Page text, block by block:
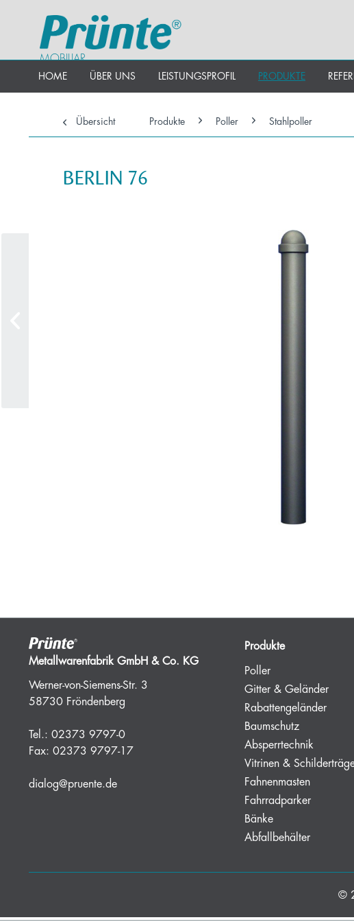
MOBILIAR
HOME ÜBER UNS LEISTUNGSPROFIL PRODUKTE
Übersicht Produkte Poller Stahlpoller
BERLIN 76
Metallwarenfabrik GmbH & Co. KG
Werner-von-Siemens-Str. 3
58730 Fröndenberg
Tel.: 02373 9797-0
Fax: 02373 9797-17
dialog@pruente.de
Produkte
Poller
Gitter & Geländer
Rabattengeländer
Baumschutz
Absperrtechnik
Vitrinen &
Fahnenmasten
Fahrradparker
Bänke
Abfallbehälter
©